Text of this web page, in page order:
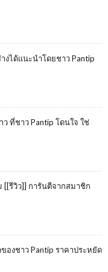
งได้แนะนำโดยชาว Pantip
ที่ชาว Pantip โดนใจ ใช่
รีวิว]] การันตีจากสมาชิก
องชาว Pantip ราคาประหยัด